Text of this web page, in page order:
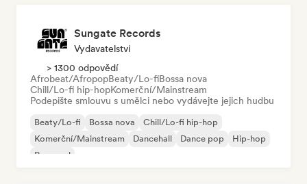
Sungate Records
Vydavatelství
> 1300 odpovědí
Afrobeat/AfropopBeaty/Lo-fiBossa nova
Chill/Lo-fi hip-hopKomerční/Mainstream
Podepište smlouvu s umělci nebo vydávejte jejich hudbu
Beaty/Lo-fi Bossa nova
Chill/Lo-fi hip-hop
Komerční/Mainstream
Dancehall Dance pop
Hip-hop
Pop-soul